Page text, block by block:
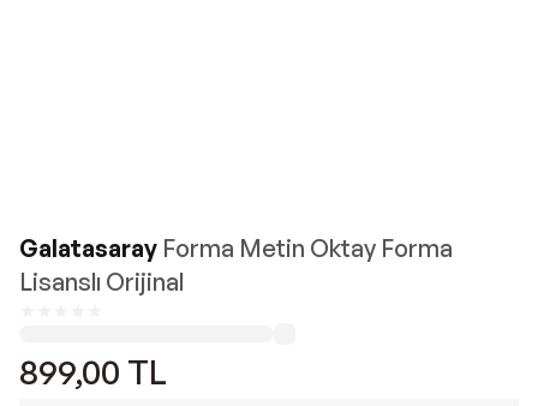
Galatasaray Forma Metin Oktay Forma
Lisanslı Orijinal
899,00 TL